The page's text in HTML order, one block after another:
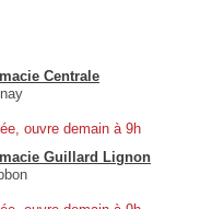
Centrale
ouvre demain à 9h
Guillard Lignon